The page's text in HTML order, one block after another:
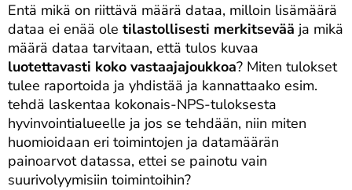
Entä mikä on riittävä määrä dataa, milloin lisämäärä
dataa ei enää ole tilastollisesti merkitsevää ja mikä
määrä dataa tarvitaan, että tulos kuvaa
luotettavasti koko vastaajajoukkoa? Miten tulokset
tulee raportoida ja yhdistää ja kannattaako esim.
tehdä laskentaa kokonais-NPS-tuloksesta
hyvinvointialueelle ja jos se tehdään, niin miten
huomioidaan eri toimintojen ja datamäärän
painoarvot datassa, ettei se painotu vain
suurivolyymisiin toimintoihin?